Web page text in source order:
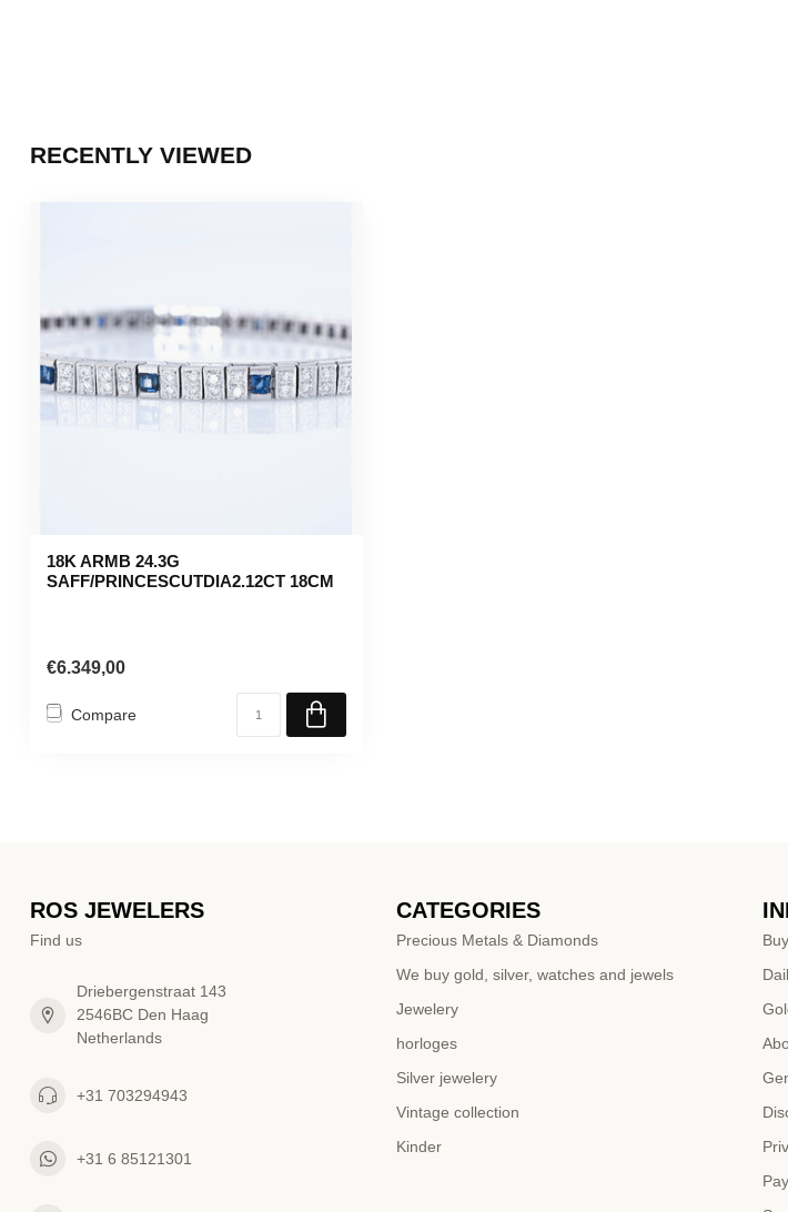
RECENTLY VIEWED
18K ARMB 24.3G
SAFF/PRINCESCUTDIA2.12CT 18CM
€6.349,00
Compare
ROS JEWELERS
Find us
Driebergenstraat 143
2546BC Den Haag
Netherlands
+31 703294943
+31 6 85121301
CATEGORIES
Precious Metals & Diamonds
We buy gold, silver, watches and jewels
Jewelery
horloges
Silver jewelery
Vintage collection
Kinder